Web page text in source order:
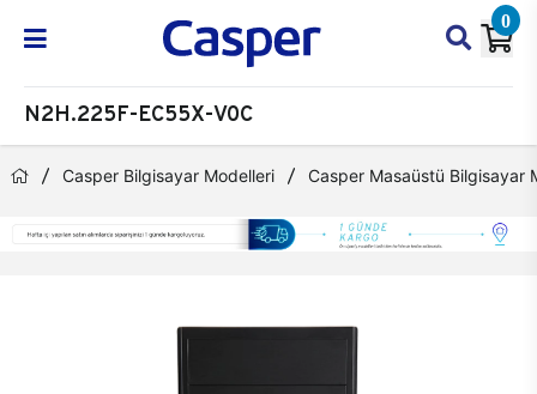
0
N2H.225F-EC55X-V0C
Casper Bilgisayar Modelleri Casper Masaüstü Bilgisayar